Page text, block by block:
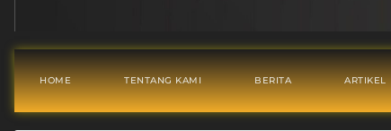
HOME TENTANG KAMI BERITA ARTIKEL